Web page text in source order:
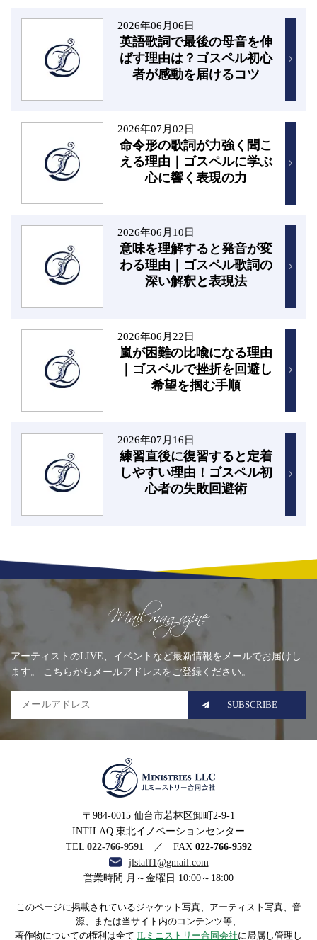
2026年06月06日
英語歌詞で最後の母音を伸
ばす理由は？ゴスペル初心
者が感動を届けるコツ
2026年07月02日
命令形の歌詞が力強く聞こ
える理由｜ゴスペルに学ぶ
心に響く表現の力
2026年06月10日
意味を理解すると発音が変
わる理由｜ゴスペル歌詞の
深い解釈と表現法
2026年06月22日
嵐が困難の比喩になる理由
｜ゴスペルで挫折を回避し
希望を掴む手順
2026年07月16日
練習直後に復習すると定着
しやすい理由！ゴスペル初
心者の失敗回避術
アーティストのLIVE、イベントなど最新情報をメールでお届けし
ます。 こちらからメールアドレスをご登録ください。
SUBSCRIBE
ストリー合同会社
〒984-0015 仙台市若林区卸町2-9-1
INTILAQ 東北イノベーションセンター
TEL 022-766-9591／ FAX 022-766-9592
jlstaff1@gmail.com
営業時間 月～金曜日 10:00～18:00
このページに掲載されているジャケット写真、アーティスト写真、音
源、または当サイト内のコンテンツ等、
著作物についての権利は全て JLミニストリー合同会社に帰属し管理し